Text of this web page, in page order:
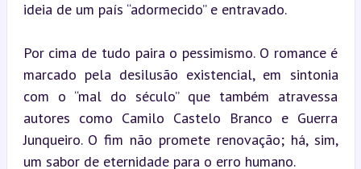
ideia de um país “adormecido” e entravado.
Por cima de tudo paira o pessimismo. O romance é
marcado pela desilusão existencial, em sintonia
com o “mal do século” que também atravessa
autores como Camilo Castelo Branco e Guerra
Junqueiro. O fim não promete renovação; há, sim,
um sabor de eternidade para o erro humano.